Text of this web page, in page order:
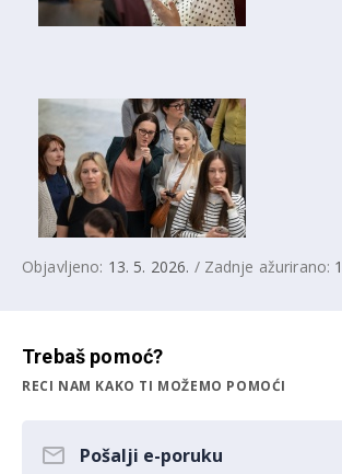
Objavljeno: 13. 5. 2026. / Zadnje ažurirano:
Trebaš pomoć?
RECI NAM KAKO TI MOŽEMO POMOĆI
Pošalji e-poruku